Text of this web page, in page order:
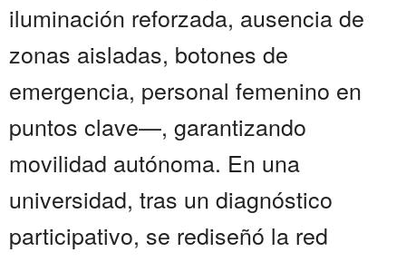
iluminación reforzada, ausencia de
zonas aisladas, botones de
emergencia, personal femenino en
puntos clave—, garantizando
movilidad autónoma. En una
universidad, tras un diagnóstico
participativo, se rediseñó la red